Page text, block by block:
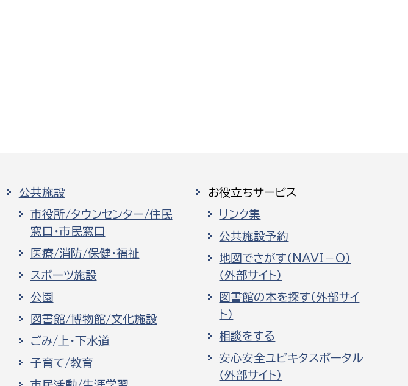
公共施設
市役所/タウンセンター/住民
窓口・市民窓口
医療/消防/保健・福祉
スポーツ施設
公園
図書館/博物館/文化施設
ごみ/上・下水道
子育て/教育
お役立ちサービス
リンク集
公共施設予約
地図でさがす（NAVI－O）
（外部サイト）
図書館の本を探す（外部サイ
ト）
相談をする
安心安全ユビキタスポータル
（外部サイト）